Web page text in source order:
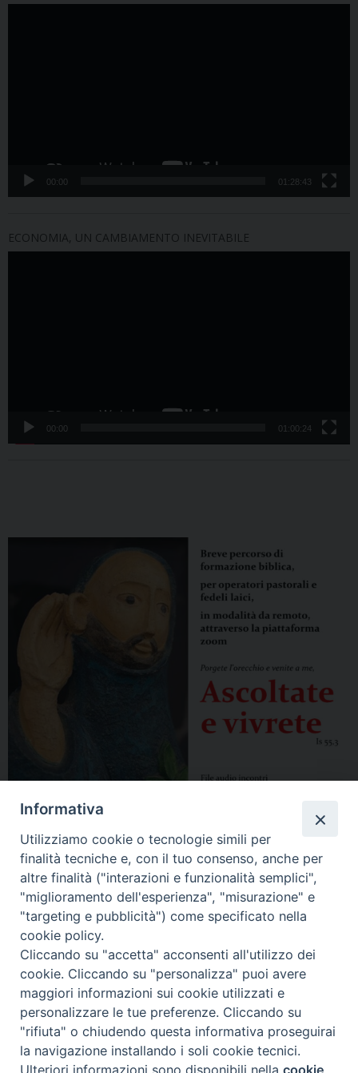
00:00 01:28:43
ECONOMIA, UN CAMBIAMENTO INEVITABILE
00:00 01:00:24
Informativa
Utilizziamo cookie o tecnologie simili per
finalità tecniche e, con il tuo consenso, anche per
altre finalità ("interazioni e funzionalità semplici",
"miglioramento dell'esperienza", "misurazione" e
"targeting e pubblicità") come specificato nella
cookie policy.
Cliccando su "accetta" acconsenti all'utilizzo dei
cookie. Cliccando su "personalizza" puoi avere
maggiori informazioni sui cookie utilizzati e
personalizzare le tue preferenze. Cliccando su
"rifiuta" o chiudendo questa informativa proseguirai
la navigazione installando i soli cookie tecnici.
Ulteriori informazioni sono disponibili nellacookie